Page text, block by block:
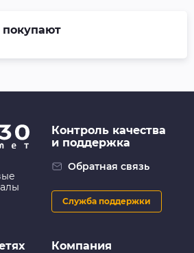
Компания
Контроль качества
и поддержка
Обратная связь
Служба поддержки